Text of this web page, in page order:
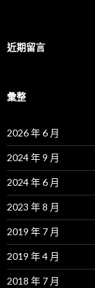
近期留言
彙整
2026 年 6 月
2024 年 9 月
2024 年 6 月
2023 年 8 月
2019 年 7 月
2019 年 4 月
2018 年 7 月